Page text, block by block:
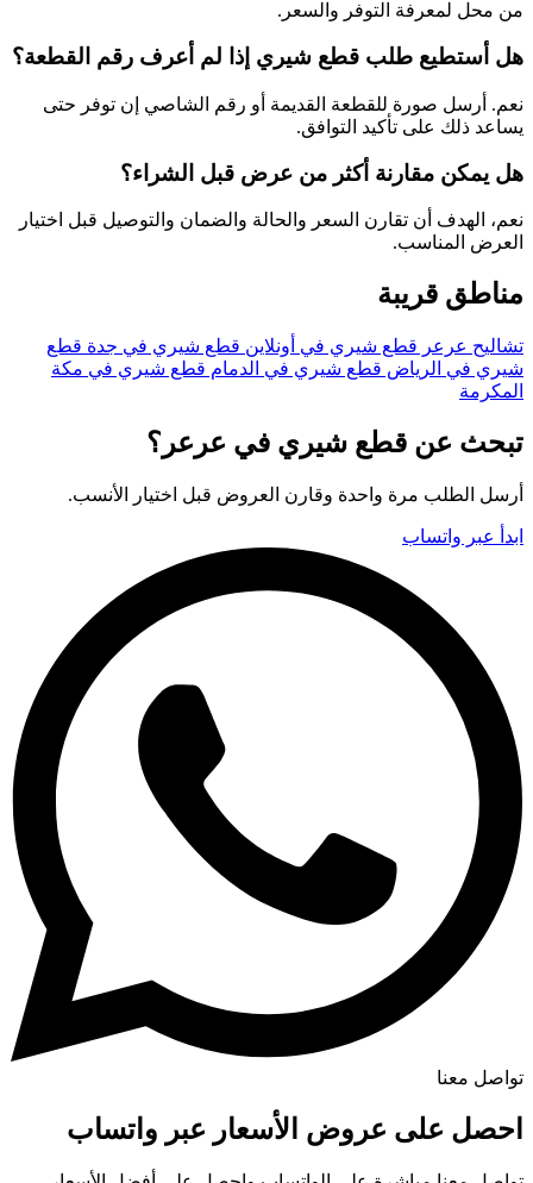
من محل لمعرفة التوفر والسعر.
هل أستطيع طلب قطع شيري إذا لم أعرف رقم القطعة؟
نعم. أرسل صورة للقطعة القديمة أو رقم الشاصي إن توفر حتى
يساعد ذلك على تأكيد التوافق.
هل يمكن مقارنة أكثر من عرض قبل الشراء؟
نعم، الهدف أن تقارن السعر والحالة والضمان والتوصيل قبل اختيار
العرض المناسب.
مناطق قريبة
تشاليح عرعر قطع شيري في أونلاين قطع شيري في جدة قطع
شيري في الرياض قطع شيري في الدمام قطع شيري في مكة
المكرمة
تبحث عن قطع شيري في عرعر؟
أرسل الطلب مرة واحدة وقارن العروض قبل اختيار الأنسب.
ابدأ عبر واتساب
تواصل معنا
احصل على عروض الأسعار عبر واتساب